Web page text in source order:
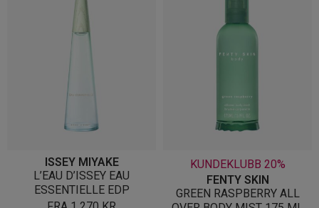
ISSEY MIYAKE
L’EAU D’ISSEY EAU
ESSENTIELLE EDP
KUNDEKLUBB 20%
FENTY SKIN
GREEN RASPBERRY ALL